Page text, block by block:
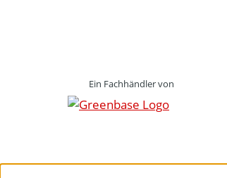
Ein Fachhändler von